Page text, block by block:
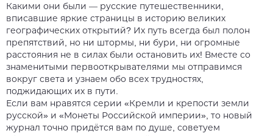
Какими они были — русские путешественники,
вписавшие яркие страницы в историю великих
географических открытий? Их путь всегда был полон
препятствий, но ни штормы, ни бури, ни огромные
расстояния не в силах были остановить их! Вместе со
знаменитыми первооткрывателями мы отправимся
вокруг света и узнаем обо всех трудностях,
поджидающих их в пути.
Если вам нравятся серии «Кремли и крепости земли
русской» и «Монеты Российской империи», то новый
журнал точно придётся вам по душе, советуем